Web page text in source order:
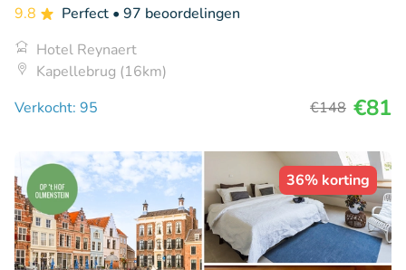
9.8 Perfect • 97 beoordelingen
Hotel Reynaert
Kapellebrug (16km)
Verkocht: 95
€148 €81
36% korting